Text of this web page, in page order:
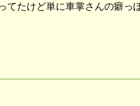
たけど単に車掌さんの癖っ